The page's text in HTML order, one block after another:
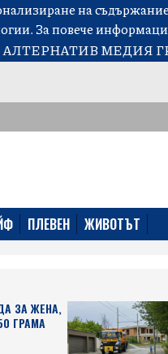
на
За повече
АЛТЕРНАТИВ МЕДИЯ
ПЛЕВЕН ЖИВОТЪТ
ЗА ЖЕНА,
ГРАМА